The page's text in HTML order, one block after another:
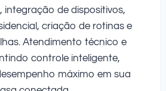
integração de dispositivos,
criação de rotinas e
Atendimento técnico e
controle inteligente,
máximo em sua